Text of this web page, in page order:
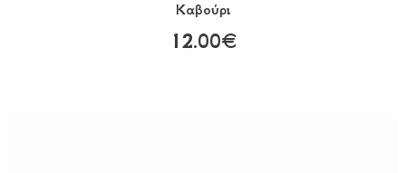
Καβούρι
12.00€